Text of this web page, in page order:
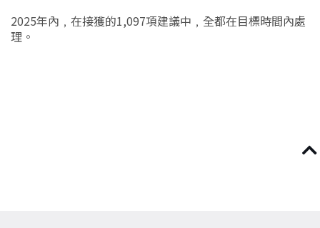
2025年內﹐在接獲的1,097項建議中﹐全都在目標時間內處
理。